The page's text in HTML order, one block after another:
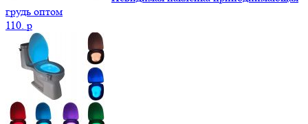
грудь оптом
110. p